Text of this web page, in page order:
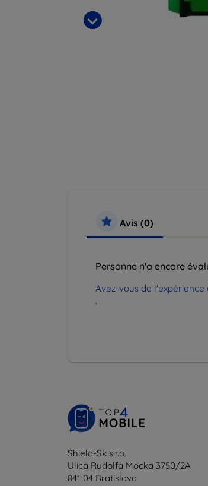
Avis (0)
Personne n'a encore
Avez-vous de l'expérience
.
Shield-Sk s.r.o.
Ulica Rudolfa Mocka 3750/2A
841 04 Bratislava